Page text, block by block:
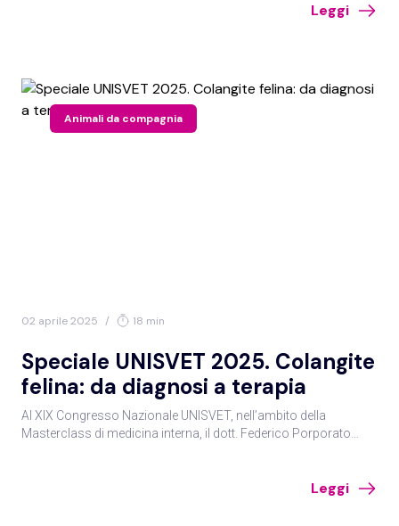
Leggi
Animali da compagnia
02 aprile 2025 / 18 min
Speciale UNISVET 2025. Colangite
felina: da diagnosi a terapia
Al XIX Congresso Nazionale UNISVET, nell’ambito della
Masterclass di medicina interna, il dott. Federico Porporato
clinica dei piccoli animali ma dalla gestione complessa.Leggi